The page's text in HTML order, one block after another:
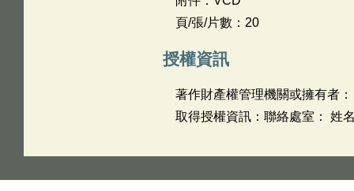
頁/張/片數：20
授權資訊
著作財產權管理機關或擁有者：
取得授權資訊：聯絡處室： 姓